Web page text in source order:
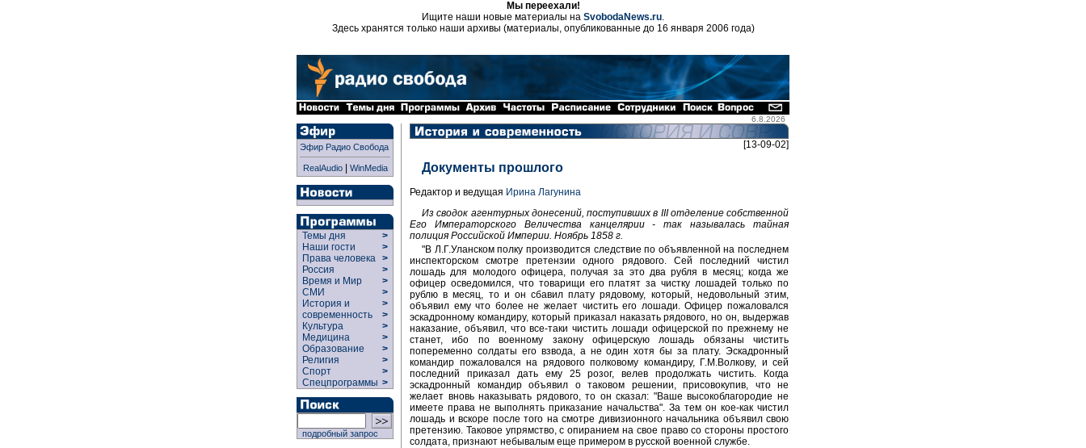
Мы переехали!
Ищите наши новые материалы на SvobodaNews.ru.
Здесь хранятся только наши архивы (материалы, опубликованные до 16 января 2006 года)
6.8.2026
Эфир Радио Свобода
RealAudio| WinMedia
Темы дня
>
Наши гости
>
Права человека >
Россия
>
Время и Мир
>
СМИ
>
История и
современность
>
>
Культура
>
Медицина
>
Образование
>
Религия
>
Спорт
>
Спецпрограммы >
подробный запрос
[13-09-02]
Документы прошлого
Редактор и ведущая Ирина Лагунина
Из сводок агентурных донесений, поступивших в III отделение собственной
Его Императорского Величества канцелярии - так называлась тайная
полиция Российской Империи. Ноябрь 1858 г.
"В Л.Г.Уланском полку производится следствие по объявленной на последнем
инспекторском смотре претензии одного рядового. Сей последний чистил
лошадь для молодого офицера, получая за это два рубля в месяц; когда же
офицер осведомился, что товарищи его платят за чистку лошадей только по
рублю в месяц, то и он сбавил плату рядовому, который, недовольный этим,
объявил ему что более не желает чистить его лошади. Офицер пожаловался
эскадронному командиру, который приказал наказать рядового, но он, выдержав
наказание, объявил, что все-таки чистить лошади офицерской по прежнему не
станет, ибо по военному закону офицерскую лошадь обязаны чистить
попеременно солдаты его взвода, а не один хотя бы за плату. Эскадронный
командир пожаловался на рядового полковому командиру, Г.М.Волкову, и сей
последний приказал дать ему 25 розог, велев продолжать чистить. Когда
эскадронный командир объявил о таковом решении, присовокупив, что не
желает вновь наказывать рядового, то он сказал: "Ваше высокоблагородие не
имеете права не выполнять приказание начальства". За тем он кое-как чистил
лошадь и вскоре после того на смотре дивизионного начальника объявил свою
претензию. Таковое упрямство, с опиранием на свое право со стороны простого
солдата, признают небывалым еще примером в русской военной службе.